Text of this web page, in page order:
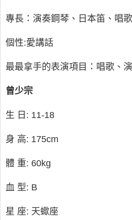
專長：演奏鋼琴、日本笛、唱歌
個性:愛講話
最最拿手的表演項目：唱歌、
曾少宗
生 日: 11-18
身 高: 175cm
體 重: 60kg
血 型: B
星 座: 天蠍座